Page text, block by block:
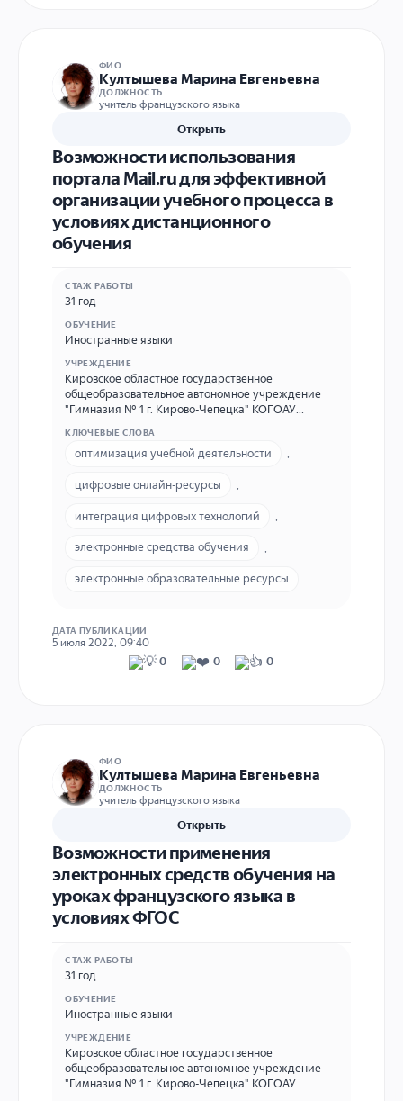
ФИО
Култышева Марина Евгеньевна
ДОЛЖНОСТЬ
учитель французского языка
Открыть
Возможности использования
портала Mail.ru для эффективной
организации учебного процесса в
условиях дистанционного
обучения
СТАЖ РАБОТЫ
31 год
ОБУЧЕНИЕ
Иностранные языки
УЧРЕЖДЕНИЕ
Кировское областное государственное
общеобразовательное автономное учреждение
"Гимназия № 1 г. Кирово-Чепецка" КОГОАУ
г.Кирово-Чепецк, пр. Мира, д.52 (83361)54093
секретарь E-mail школы: gimns1@mail.ru E-mail
КЛЮЧЕВЫЕ СЛОВА
оптимизация учебной деятельности ,
цифровые онлайн-ресурсы
интеграция цифровых технологий
электронные средства обучения
электронные образовательные ресурсы
ДАТА ПУБЛИКАЦИИ
5 июля 2022, 09:40
0
0 0
ФИО
Култышева Марина Евгеньевна
ДОЛЖНОСТЬ
учитель французского языка
Открыть
Возможности применения
электронных средств обучения на
уроках французского языка в
условиях ФГОС
СТАЖ РАБОТЫ
31 год
ОБУЧЕНИЕ
Иностранные языки
УЧРЕЖДЕНИЕ
Кировское областное государственное
общеобразовательное автономное учреждение
"Гимназия № 1 г. Кирово-Чепецка" КОГОАУ